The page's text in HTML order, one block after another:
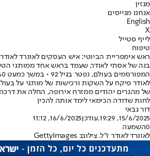
מגזין
אנחנו מגייסים
English
X
לייף סטייל
טיפוח
ראש אימפריית הביוטי: איש העסקים לאונרד לאודר
בנה של אסתי לאודר, שעמד בראש אחד ממותגי
לאודר פיקח על השקות ורכישות של מותגי על
של מהגרים יהודים ממזרח אירופה, החלה את
לחות שדודה הכימאי לימד אותה להכין
דור גבאי
15/6/2025, 19:29
,עודכן16/6/2025, 11:12
0השמעה
לאונרד לאודר ז"ל. צילום: GettyImages